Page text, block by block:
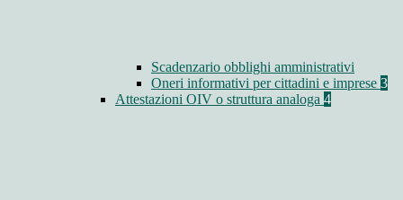
Scadenzario obblighi amministrativi
Oneri informativi per cittadini e imprese 3
Attestazioni OIV o struttura analoga 4